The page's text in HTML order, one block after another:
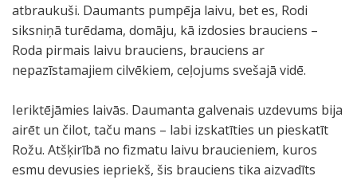
atbraukuši. Daumants pumpēja laivu, bet es, Rodi
siksniņā turēdama, domāju, kā izdosies brauciens –
Roda pirmais laivu brauciens, brauciens ar
nepazīstamajiem cilvēkiem, ceļojums svešajā vidē.
Ieriktējāmies laivās. Daumanta galvenais uzdevums bija
airēt un čilot, taču mans – labi izskatīties un pieskatīt
Rožu. Atšķirībā no fizmatu laivu braucieniem, kuros
esmu devusies iepriekš, šis brauciens tika aizvadīts